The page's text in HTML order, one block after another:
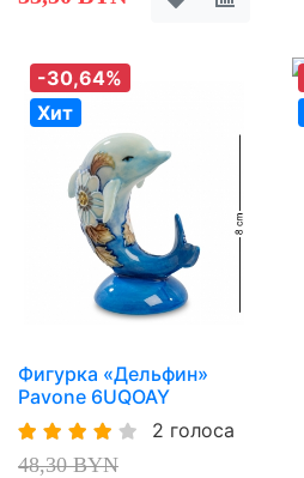
-30,64%
Хит
Фигурка «Дельфин»
Pavone 6UQOAY
2 голоса
48,30 BYN